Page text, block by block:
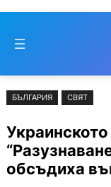
съдържанието
to
БЪЛГАРИЯ СВЯТ
обсъдиха